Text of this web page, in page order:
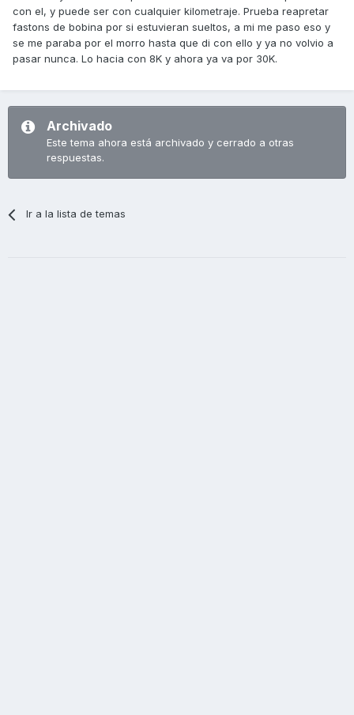
con el, y puede ser con cualquier kilometraje. Prueba reapretar
fastons de bobina por si estuvieran sueltos, a mi me paso eso y
se me paraba por el morro hasta que di con ello y ya no volvio a
pasar nunca. Lo hacia con 8K y ahora ya va por 30K.
Archivado
Este tema ahora está archivado y cerrado a otras
respuestas.
Ir a la lista de temas